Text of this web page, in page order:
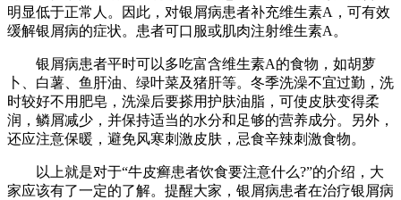
明显低于正常人。因此，对银屑病患者补充维生素A，可有效
缓解银屑病的症状。患者可口服或肌肉注射维生素A。
银屑病患者平时可以多吃富含维生素A的食物，如胡萝
卜、白薯、鱼肝油、绿叶菜及猪肝等。冬季洗澡不宜过勤，洗
时较好不用肥皂，洗澡后要搽用护肤油脂，可使皮肤变得柔
润，鳞屑减少，并保持适当的水分和足够的营养成分。另外，
还应注意保暖，避免风寒刺激皮肤，忌食辛辣刺激食物。
以上就是对于“牛皮癣患者饮食要注意什么?”的介绍，大
家应该有了一定的了解。提醒大家，银屑病患者在治疗银屑病